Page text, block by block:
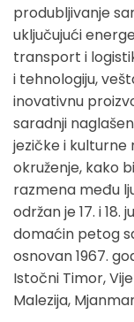
produbljivanje
uključujući
transport i
i tehnologiju,
inovativnu
saradnji
jezičke i kulturne
okruženje, kako
razmena među
održan je 17. i 18.
domaćin petog
osnovan 1967.
Istočni Timor,
Malezija,